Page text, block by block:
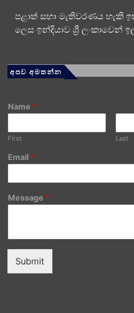
පළාත් සභා මැතිවරණය හැකි
ලෙස ඉන්දියාව ශ්‍රී ලංකාවෙන්
අපව අමතන්න
Name *
First Last
Email *
Message *
Submit